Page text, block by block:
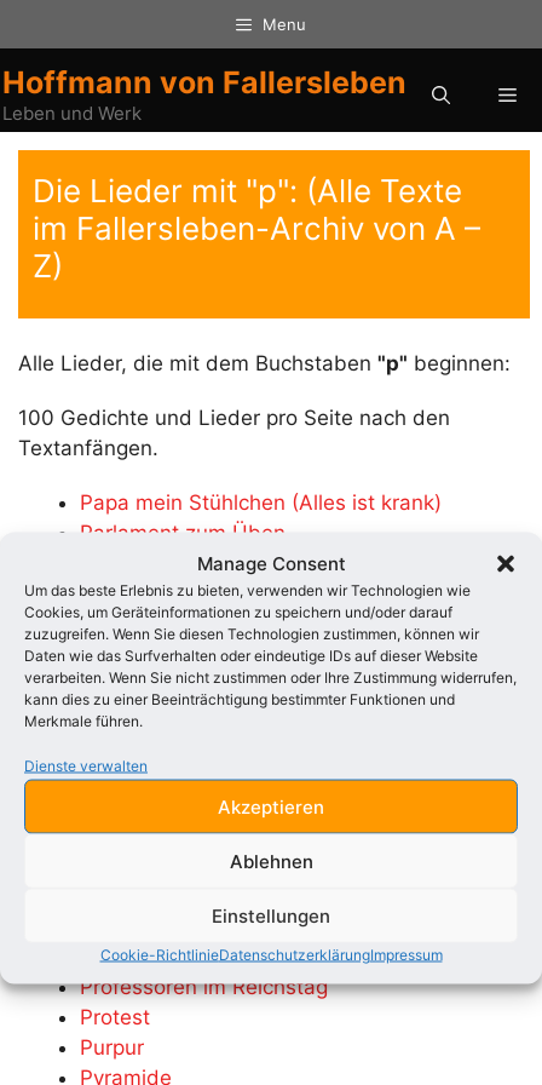
Manage Consent
Um das beste Erlebnis zu bieten, verwenden wir Technologien wie
Cookies, um Geräteinformationen zu speichern und/oder darauf
zuzugreifen. Wenn Sie diesen Technologien zustimmen, können wir
Daten wie das Surfverhalten oder eindeutige IDs auf dieser Website
verarbeiten. Wenn Sie nicht zustimmen oder Ihre Zustimmung widerrufen,
kann dies zu einer Beeinträchtigung bestimmter Funktionen und
Merkmale führen.
Dienste verwalten
Akzeptieren
Ablehnen
Einstellungen
Cookie-RichtlinieDatenschutzerklärungImpressum
Inhalt
springen
Menu
Hoffmann von Fallersleben
Leben und Werk
Die Lieder mit "p": (Alle Texte
im Fallersleben-Archiv von A –
Z)
Alle Lieder, die mit dem Buchstaben "p" beginnen:
100 Gedichte und Lieder pro Seite nach den
Textanfängen.
Papa mein Stühlchen (Alles ist krank)
Parlament zum Üben
Parlamentarische Schmach
Paulskirche und das Parlament
Pesthauch der Gegenwart
Philister über dir, Simson
Philistervolk auf allen Wegen (Philister)
Philologen ihr scheint mir der Literatur
Pöbel
Poesie Elend Jammer
Politik und wieder Politik
Polizei, Geld und Wetter
Polizeispitzel in Düsseldorf und Köln
Potsdam – Berlin – Braunschweig
Professoren im Reichstag
Protest
Purpur
Pyramide